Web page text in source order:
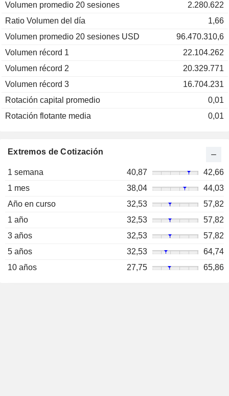
Volumen promedio 20 sesiones
2.280.622
Ratio Volumen del día
1,66
Volumen promedio 20 sesiones USD
96.470.310,6
Volumen récord 1
22.104.262
Volumen récord 2
20.329.771
Volumen récord 3
16.704.231
Rotación capital promedio
0,01
Rotación flotante media
0,01
Extremos de Cotización
1 semana 40,87
42,66
1 mes
38,04
44,03
Año en curso
32,53
57,82
1 año
32,53
57,82
3 años
32,53
57,82
5 años
32,53
64,74
10 años
27,75 65,86